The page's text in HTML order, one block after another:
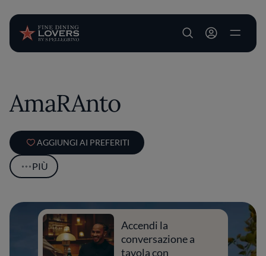
User account
AmaRAnto
AGGIUNGI AI PREFERITI
PIÙ
Accendi la
conversazione a
tavola con